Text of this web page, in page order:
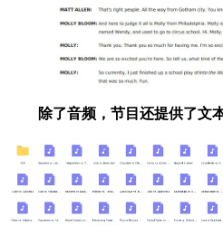
除了音频，节目还提供了文